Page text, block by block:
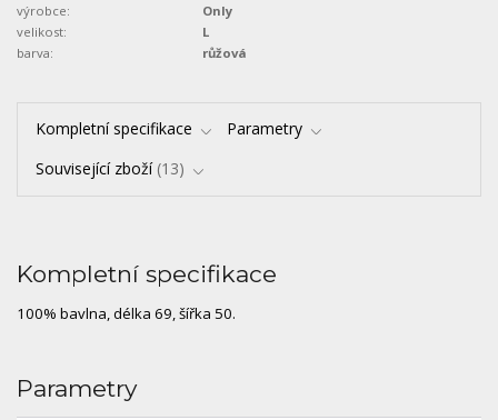
výrobce:
Only
velikost:
L
barva:
růžová
Kompletní specifikace
Parametry
Související zboží 13
Kompletní specifikace
100% bavlna, délka 69, šířka 50.
Parametry